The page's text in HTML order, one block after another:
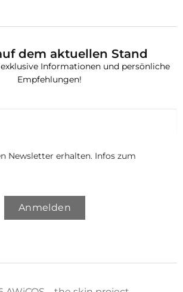
dem aktuellen Stand
Informationen und persönliche
Empfehlungen!
Newsletter erhalten. Infos zum
Anmelden